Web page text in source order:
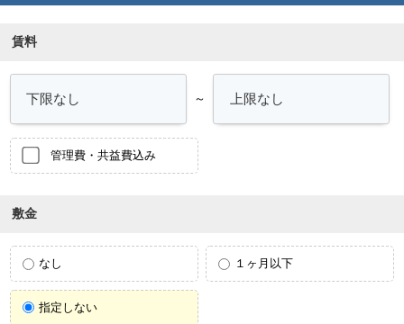
賃料
～
管理費・共益費込み
敷金
なし １ヶ月以下
指定しない